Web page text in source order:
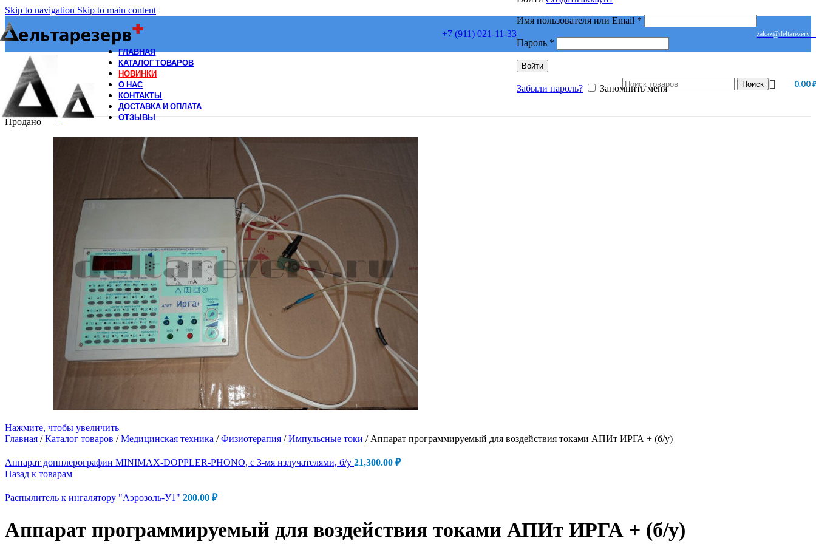
Skip to navigation Skip to main content
+7 (911) 021-11-33
Имя пользователя или Email *Обязательно
Пароль *
Войти
Забыли пароль? Запомнить меня
ГЛАВНАЯ
КАТАЛОГ ТОВАРОВ
НОВИНКИ
О НАС
КОНТАКТЫ
ДОСТАВКА И ОПЛАТА
ОТЗЫВЫ
Поиск 0.00
Продано
Нажмите, чтобы увеличить
Главная / Каталог товаров / Медицинская техника / Физиотерапия / Импульсные токи / Аппарат программируемый для воздействия токами АПИт ИРГА + (б/у)
Аппарат допплерографии MINIMAX-DOPPLER-PHONO, с 3-мя излучателями, б/у 21,300.00 ₽
Назад к товарам
Распылитель к ингалятору "Аэрозоль-У1" 200.00 ₽
Аппарат программируемый для воздействия токами АПИт ИРГА + (б/у)